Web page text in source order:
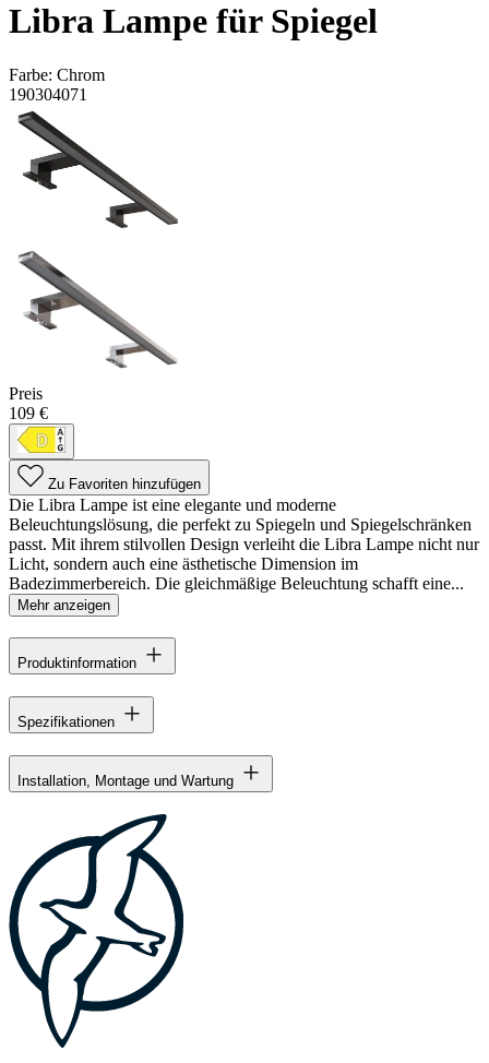
Libra Lampe für Spiegel
Farbe: Chrom
190304071
Preis
109 €
Zu Favoriten hinzufügen
Die Libra Lampe ist eine elegante und moderne
Beleuchtungslösung, die perfekt zu Spiegeln und Spiegelschränken
passt. Mit ihrem stilvollen Design verleiht die Libra Lampe nicht nur
Licht, sondern auch eine ästhetische Dimension im
Badezimmerbereich. Die gleichmäßige Beleuchtung schafft eine...
Mehr anzeigen
Produktinformation
Spezifikationen
Installation, Montage und Wartung